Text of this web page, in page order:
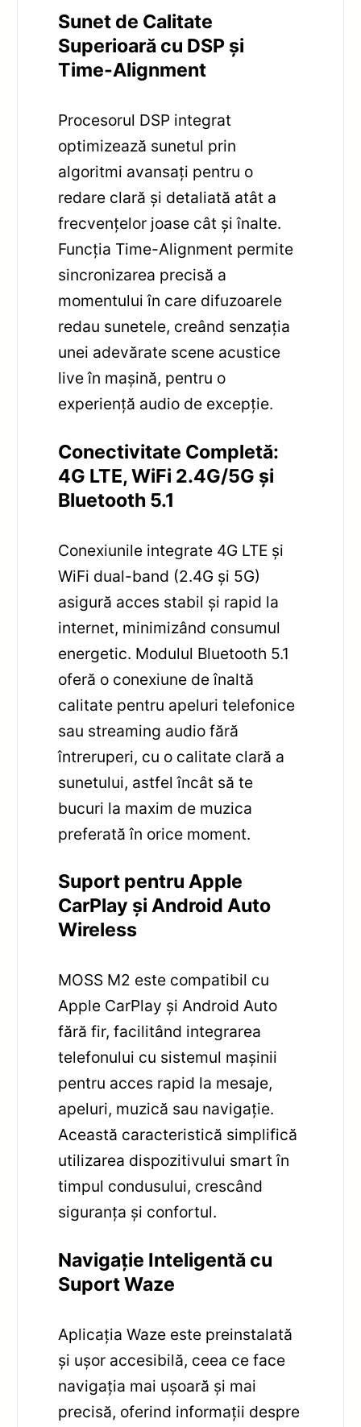
Sunet de Calitate
Superioară cu DSP și
Time-Alignment
Procesorul DSP integrat
optimizează sunetul prin
algoritmi avansați pentru o
redare clară și detaliată atât a
frecvențelor joase cât și înalte.
Funcția Time-Alignment permite
sincronizarea precisă a
momentului în care difuzoarele
redau sunetele, creând senzația
unei adevărate scene acustice
live în mașină, pentru o
experiență audio de excepție.
Conectivitate Completă:
4G LTE, WiFi 2.4G/5G și
Bluetooth 5.1
Conexiunile integrate 4G LTE și
WiFi dual-band (2.4G și 5G)
asigură acces stabil și rapid la
internet, minimizând consumul
energetic. Modulul Bluetooth 5.1
oferă o conexiune de înaltă
calitate pentru apeluri telefonice
sau streaming audio fără
întreruperi, cu o calitate clară a
sunetului, astfel încât să te
bucuri la maxim de muzica
preferată în orice moment.
Suport pentru Apple
CarPlay și Android Auto
Wireless
MOSS M2 este compatibil cu
Apple CarPlay și Android Auto
fără fir, facilitând integrarea
telefonului cu sistemul mașinii
pentru acces rapid la mesaje,
apeluri, muzică sau navigație.
Această caracteristică simplifică
utilizarea dispozitivului smart în
timpul condusului, crescând
siguranța și confortul.
Navigație Inteligentă cu
Suport Waze
Aplicația Waze este preinstalată
și ușor accesibilă, ceea ce face
navigația mai ușoară și mai
precisă, oferind informații despre